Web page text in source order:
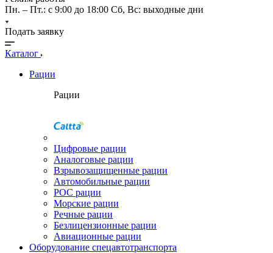
Пн. – Пт.: с 9:00 до 18:00 Cб, Вс: выходные дни
Подать заявку
Каталог
Рации
Рации
Цифровые рации
Аналоговые рации
Взрывозащищенные рации
Автомобильные рации
POC рации
Морские рации
Речные рации
Безлицензионные рации
Авиационные рации
Оборудование спецавтотранспорта